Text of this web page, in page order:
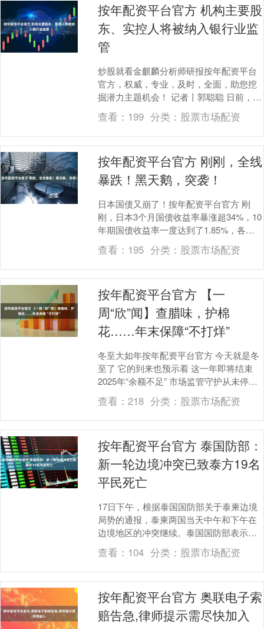
按年配资平台官方 机构主要股
东、实控人将被纳入银行业监
管
炒股就看金麒麟分析师研报按年配资平台
官方，权威，专业，及时，全面，助您挖
掘潜力主题机会！ 记者丨郭聪聪 日前，十
四届全国人大常委会第十九次会议对《银
行业监督管理....
查看： 199 分类： 股票市场配资
按年配资平台官方 刚刚，全线
暴跌！黑天鹅，突袭！
日本国债又崩了！按年配资平台官方 刚
刚，日本3个月国债收益率暴涨超34%，10
年期国债收益率一度达到了1.85%，各期
限国债全线暴涨，这对应的就是日本国债
的全线....
查看： 195 分类： 股票市场配资
按年配资平台官方 【一
周“欣”闻】查腊味，护棉
花……年末保障“不打烊”
冬至大如年按年配资平台官方 今天就是冬
至了 它的到来也预示着 这一年即将结束
2025年“余额不足” 市场监管守护从未停歇
请看本期一周“欣”闻 食腊味正当时 ....
查看：218 分类： 股票市场配资
按年配资平台官方 泰国防部：
新一轮边境冲突已致泰方19名
平民死亡
17日下午，根据泰国国防部关于泰柬边境
局势的通报，泰柬两国当天中午和下午在
边境地区的冲突继续。泰国国防部表示，
截至当天上午8时，在新一轮泰柬边境冲突
中，泰国平民....
查看： 104 分类： 股票市场配资
按年配资平台官方 奥联电子索
赔告急,律师提示需尽快加入